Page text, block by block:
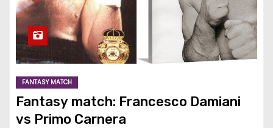
FANTASY MATCH
Fantasy match: Francesco Damiani
vs Primo Carnera